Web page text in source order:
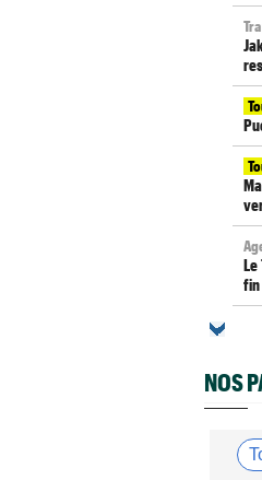
fin
NOS